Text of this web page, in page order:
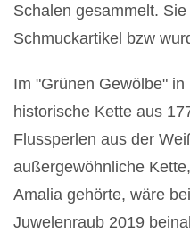
Schalen gesammelt.
Schmuckartikel bzw
Im "Grünen Gewölbe"
historische Kette aus
Flussperlen aus der
außergewöhnliche
Amalia gehörte, wäre
Juwelenraub 2019